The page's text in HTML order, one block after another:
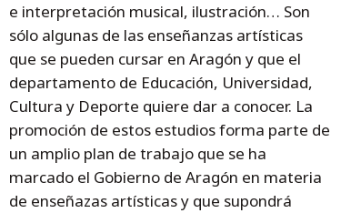
e interpretación musical, ilustración… Son
sólo algunas de las enseñanzas artísticas
que se pueden cursar en Aragón y que el
departamento de Educación, Universidad,
Cultura y Deporte quiere dar a conocer. La
promoción de estos estudios forma parte de
un amplio plan de trabajo que se ha
marcado el Gobierno de Aragón en materia
de enseñazas artísticas y que supondrá